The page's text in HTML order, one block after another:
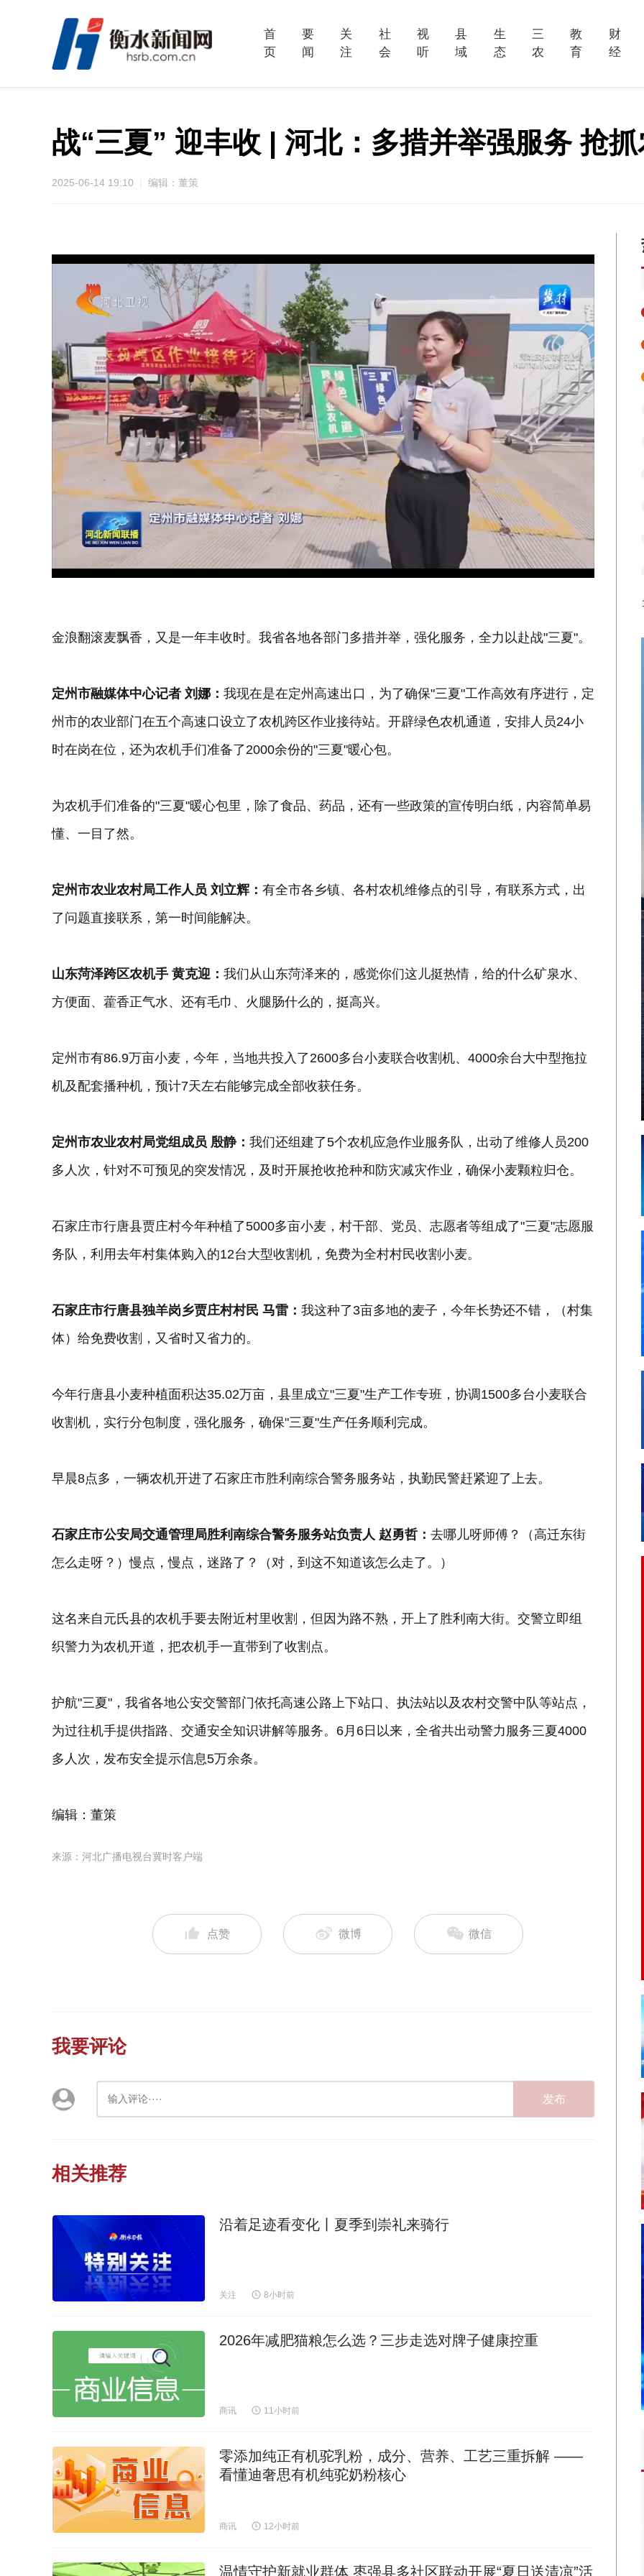
首
页
要
闻
关
注
社
会
视
听
县
域
生
态
三
农
教
育
财
经
战“三夏” 迎丰收 | 河北：多措并举强服务 抢
2025-06-14 19:10 编辑：董策
Unmute Loaded:
35.51%
金浪翻滚麦飘香，又是一年丰收时。我省各地各部门多措并举，强化服务，全力以赴战"三夏"。
定州市融媒体中心记者 刘娜： 我现在是在定州高速出口，为了确保"三夏"工作高效有序进行，定
州市的农业部门在五个高速口设立了农机跨区作业接待站。开辟绿色农机通道，安排人员24小
时在岗在位，还为农机手们准备了2000余份的"三夏"暖心包。
为农机手们准备的"三夏"暖心包里，除了食品、药品，还有一些政策的宣传明白纸，内容简单易
懂、一目了然。
定州市农业农村局工作人员 刘立辉： 有全市各乡镇、各村农机维修点的引导，有联系方式，出
了问题直接联系，第一时间能解决。
山东菏泽跨区农机手 黄克迎： 我们从山东菏泽来的，感觉你们这儿挺热情，给的什么矿泉水、
方便面、藿香正气水、还有毛巾、火腿肠什么的，挺高兴。
定州市有86.9万亩小麦，今年，当地共投入了2600多台小麦联合收割机、4000余台大中型拖拉
机及配套播种机，预计7天左右能够完成全部收获任务。
定州市农业农村局党组成员 殷静： 我们还组建了5个农机应急作业服务队，出动了维修人员200
多人次，针对不可预见的突发情况，及时开展抢收抢种和防灾减灾作业，确保小麦颗粒归仓。
石家庄市行唐县贾庄村今年种植了5000多亩小麦，村干部、党员、志愿者等组成了"三夏"志愿服
务队，利用去年村集体购入的12台大型收割机，免费为全村村民收割小麦。
石家庄市行唐县独羊岗乡贾庄村村民 马雷： 我这种了3亩多地的麦子，今年长势还不错，（村集
体）给免费收割，又省时又省力的。
今年行唐县小麦种植面积达35.02万亩，县里成立"三夏"生产工作专班，协调1500多台小麦联合
收割机，实行分包制度，强化服务，确保"三夏"生产任务顺利完成。
早晨8点多，一辆农机开进了石家庄市胜利南综合警务服务站，执勤民警赶紧迎了上去。
石家庄市公安局交通管理局胜利南综合警务服务站负责人 赵勇哲： 去哪儿呀师傅？（高迁东街
怎么走呀？）慢点，慢点，迷路了？（对，到这不知道该怎么走了。）
这名来自元氏县的农机手要去附近村里收割，但因为路不熟，开上了胜利南大街。交警立即组
织警力为农机开道，把农机手一直带到了收割点。
护航"三夏"，我省各地公安交警部门依托高速公路上下站口、执法站以及农村交警中队等站点，
为过往机手提供指路、交通安全知识讲解等服务。6月6日以来，全省共出动警力服务三夏4000
多人次，发布安全提示信息5万余条。
编辑：董策
来源：河北广播电视台冀时客户端
点赞 微博 微信
我要评论
发布
相关推荐
沿着足迹看变化丨夏季到崇礼来骑行
关注 8小时前
2026年减肥猫粮怎么选？三步走选对牌子健康控重
商讯 11小时前
零添加纯正有机驼乳粉，成分、营养、工艺三重拆解 ——
看懂迪奢思有机纯驼奶粉核心
商讯 12小时前
温情守护新就业群体 枣强县多社区联动开展“夏日送清凉”活